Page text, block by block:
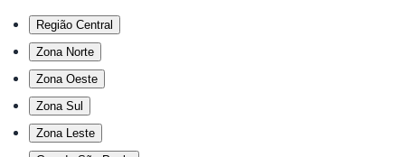
Região Central
Zona Norte
Zona Oeste
Zona Sul
Zona Leste